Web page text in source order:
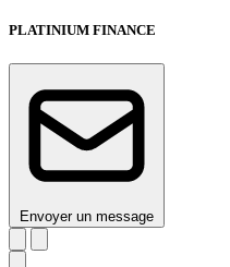
PLATINIUM FINANCE
Envoyer un message